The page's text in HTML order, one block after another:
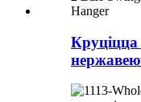
Круціцца